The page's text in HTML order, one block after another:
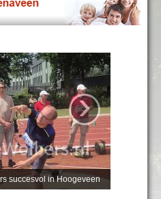
succesvol in Hoogeveen
›